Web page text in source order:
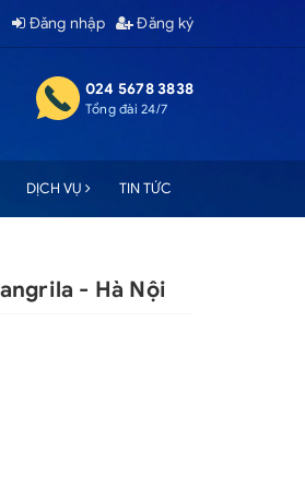
Đăng nhập Đăng ký
024 5678 3838
Tổng đài 24/7
DỊCH VỤ TIN TỨC
- Hà Nội